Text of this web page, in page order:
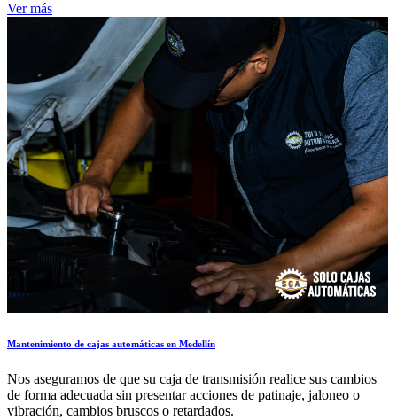
Ver más
Mantenimiento de cajas automáticas en Medellín
Nos aseguramos de que su caja de transmisión realice sus cambios
de forma adecuada sin presentar acciones de patinaje, jaloneo o
vibración, cambios bruscos o retardados.